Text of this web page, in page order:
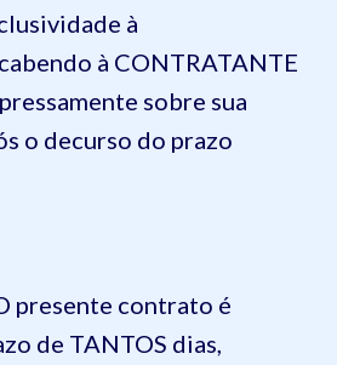
à
à CONTRATANTE
sobre sua
o decurso do prazo
presente contrato é
de TANTOS dias,